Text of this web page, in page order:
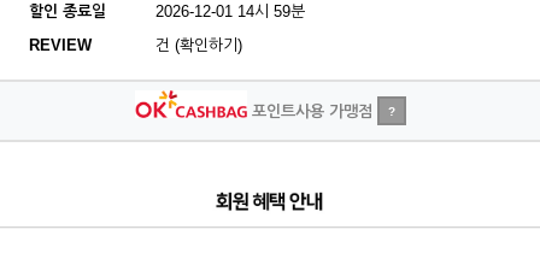
할인 종료일
2026-12-01 14시 59분
REVIEW
건 (확인하기)
포인트사용 가맹점 ?